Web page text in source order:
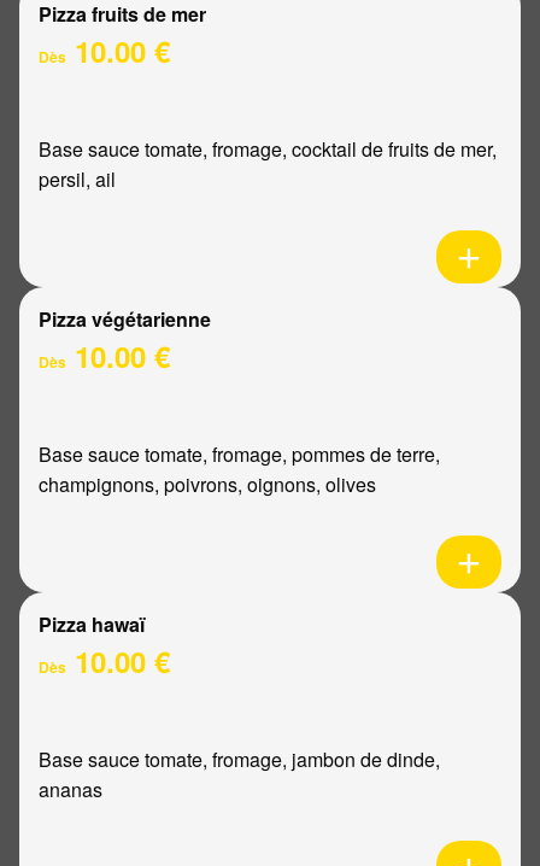
Pizza fruits de mer
Dès 10.00 €
Base sauce tomate, fromage, cocktail de fruits de mer,
persil, ail
Pizza végétarienne
Dès 10.00 €
Base sauce tomate, fromage, pommes de terre,
champignons, poivrons, oignons, olives
Pizza hawaï
Dès 10.00 €
Base sauce tomate, fromage, jambon de dinde,
ananas